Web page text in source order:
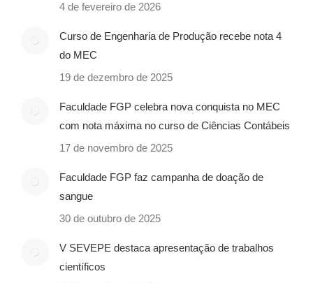
4 de fevereiro de 2026
Curso de Engenharia de Produção recebe nota 4
do MEC
19 de dezembro de 2025
Faculdade FGP celebra nova conquista no MEC
com nota máxima no curso de Ciências Contábeis
17 de novembro de 2025
Faculdade FGP faz campanha de doação de
sangue
30 de outubro de 2025
V SEVEPE destaca apresentação de trabalhos
científicos